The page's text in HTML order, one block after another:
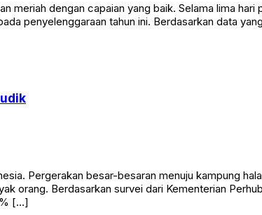
dengan capaian yang baik. Selama lima hari
penyelenggaraan tahun ini. Berdasarkan data
Pergerakan besar-besaran menuju kampung
orang. Berdasarkan survei dari Kementerian
[…]